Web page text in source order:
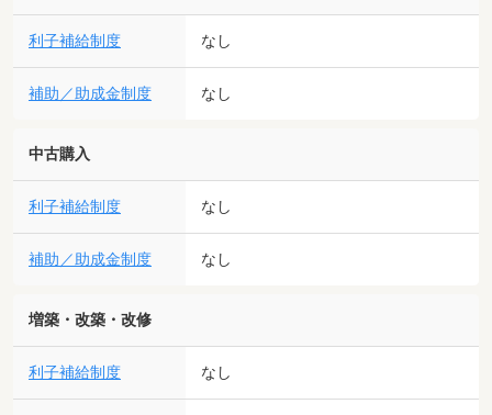
利子補給制度 なし
補助／助成金制度 なし
中古購入
利子補給制度 なし
補助／助成金制度 なし
増築・改築・改修
利子補給制度 なし